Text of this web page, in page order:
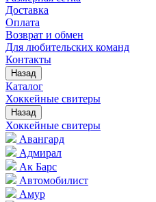
Доставка
Оплата
Возврат и обмен
Для любительских команд
Контакты
Назад
Каталог
Хоккейные свитеры
Назад
Хоккейные свитеры
Авангард
Адмирал
Ак Барс
Автомобилист
Амур